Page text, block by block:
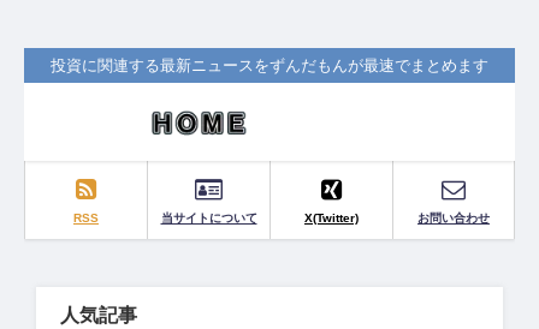
投資に関連する最新ニュースをずんだもんが最速でまとめます
RSS 当サイトについて X(Twitter) お問い合わせ
人気記事